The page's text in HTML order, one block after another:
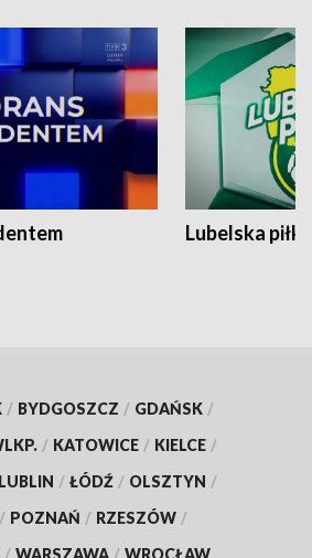
Lubelska piłka
/ BYDGOSZCZ / GDAŃSK /
/ KATOWICE / KIELCE /
LUBLIN / ŁÓDŹ / OLSZTYN /
/ POZNAŃ / RZESZÓW /
/ WARSZAWA / WROCŁAW